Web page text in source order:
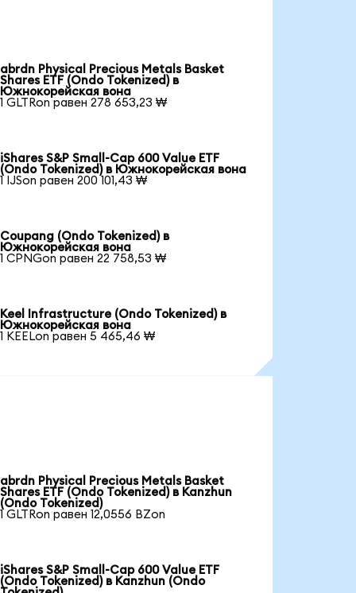
abrdn Physical Precious Metals Basket
Shares ETF (Ondo Tokenized) в
Южнокорейская вона
1 GLTRon равен 278 653,23 ₩
iShares S&P Small-Cap 600 Value ETF
(Ondo Tokenized) в Южнокорейская вона
1 IJSon равен 200 101,43 ₩
Coupang (Ondo Tokenized) в
Южнокорейская вона
1 CPNGon равен 22 758,53 ₩
Keel Infrastructure (Ondo Tokenized) в
Южнокорейская вона
1 KEELon равен 5 465,46 ₩
abrdn Physical Precious Metals Basket
Shares ETF (Ondo Tokenized) в Kanzhun
(Ondo Tokenized)
1 GLTRon равен 12,0556 BZon
iShares S&P Small-Cap 600 Value ETF
(Ondo Tokenized) в Kanzhun (Ondo